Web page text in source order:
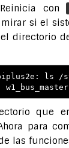
con
si el
directorio
ls /
que
para
las